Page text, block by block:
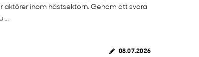
aktörer inom hästsektorn. Genom att svara
...
08.07.2026